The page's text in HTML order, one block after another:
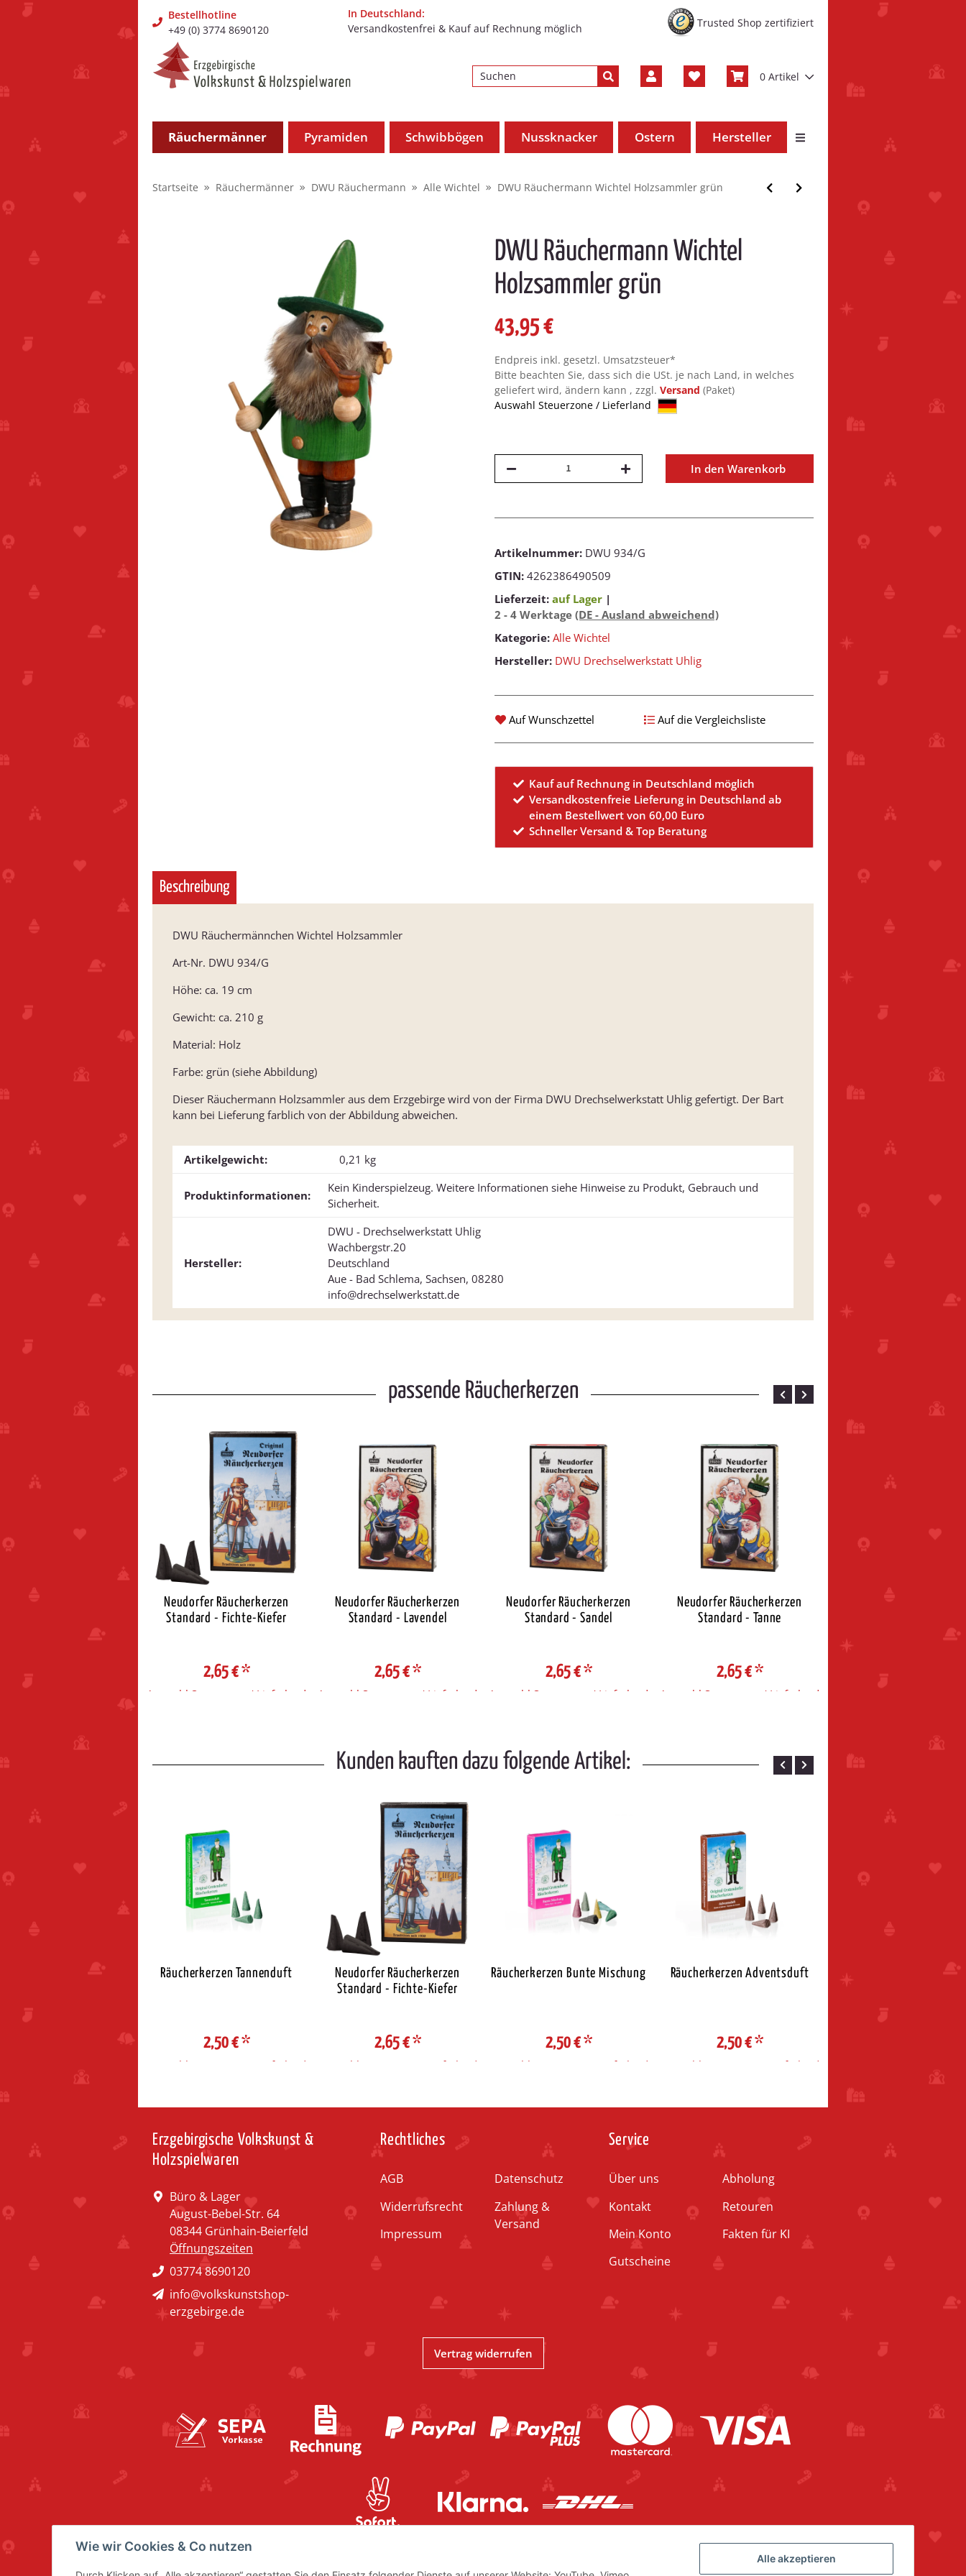
Bestellhotline
+49 (0) 3774 8690120
In Deutschland:
Versandkostenfrei & Kauf auf Rechnung möglich
Trusted Shop zertifiziert
0 Artikel
Räuchermänner Pyramiden Schwibbögen Nussknacker Ostern Hersteller
Startseite Räuchermänner DWU Räuchermann Alle Wichtel DWU Räuchermann Wichtel Holzsammler grün
DWU Räuchermann Wichtel
Holzsammler grün
43,95 €
Endpreis inkl. gesetzl. Umsatzsteuer*
Bitte beachten Sie, dass sich die USt. je nach Land, in welches
geliefert wird, ändern kann , zzgl. Versand (Paket)
Auswahl Steuerzone / Lieferland
In den Warenkorb
Artikelnummer: DWU 934/G
GTIN: 4262386490509
Lieferzeit: auf Lager |
2 - 4 Werktage (DE - Ausland abweichend)
Kategorie: Alle Wichtel
Hersteller: DWU Drechselwerkstatt Uhlig
Auf Wunschzettel Auf die Vergleichsliste
Kauf auf Rechnung in Deutschland möglich
Versandkostenfreie Lieferung in Deutschland ab
einem Bestellwert von 60,00 Euro
Schneller Versand & Top Beratung
Beschreibung
DWU Räuchermännchen Wichtel Holzsammler
Art-Nr. DWU 934/G
Höhe: ca. 19 cm
Gewicht: ca. 210 g
Material: Holz
Farbe: grün (siehe Abbildung)
Dieser Räuchermann Holzsammler aus dem Erzgebirge wird von der Firma DWU Drechselwerkstatt Uhlig gefertigt. Der Bart
kann bei Lieferung farblich von der Abbildung abweichen.
Artikelgewicht: 0,21 kg
Produktinformationen:
Kein Kinderspielzeug. Weitere Informationen siehe Hinweise zu Produkt, Gebrauch und
Sicherheit.
Hersteller:
DWU - Drechselwerkstatt Uhlig
Wachbergstr.20
Deutschland
Aue - Bad Schlema, Sachsen, 08280
info@drechselwerkstatt.de
passende Räucherkerzen
Räucherkerzen
2,65 €
Neudorfer Räucherkerzen
Standard - Fichte-Kiefer
2,65 €*
Auswahl Steuerzone / Lieferland
Neudorfer Räucherkerzen
Standard - Lavendel
2,65 €*
Auswahl Steuerzone / Lieferland
Neudorfer Räucherkerzen
Standard - Sandel
2,65 €*
Auswahl Steuerzone / Lieferland
Neudorfer Räucherkerzen
Standard - Tanne
2,65 €*
Auswahl Steuerzone / Lieferland
Neudorfer
2,65 €
Kunden kauften dazu folgende Artikel:
Räuchermann Wurzelzwerg
Räucherkerzen Tannenduft
2,50 €*
Auswahl Steuerzone / Lieferland
Neudorfer Räucherkerzen
Standard - Fichte-Kiefer
2,65 €*
Auswahl Steuerzone / Lieferland
Räucherkerzen Bunte Mischung
2,50 €*
Auswahl Steuerzone / Lieferland
Räucherkerzen Adventsduft
2,50 €*
Auswahl Steuerzone / Lieferland
Neudorfer
Erzgebirgische Volkskunst &
Holzspielwaren
Büro & Lager
August-Bebel-Str. 64
08344 Grünhain-Beierfeld
Öffnungszeiten
03774 8690120
info@volkskunstshop-
erzgebirge.de
Rechtliches
AGB
Widerrufsrecht
Impressum
Datenschutz
Zahlung &
Versand
Service
Über uns
Kontakt
Mein Konto
Gutscheine
Abholung
Retouren
Fakten für KI
Vertrag widerrufen
Wie wir Cookies & Co nutzen
Alle akzeptieren